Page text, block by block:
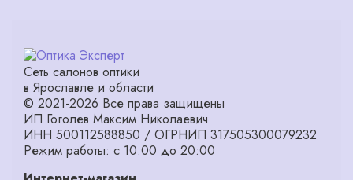
Сеть салонов оптики
в Ярославле и области
© 2021-2026 Все права защищены
ИП Гоголев Максим Николаевич
ИНН 500112588850 / ОГРНИП 317505300079232
Режим работы: с 10:00 до 20:00